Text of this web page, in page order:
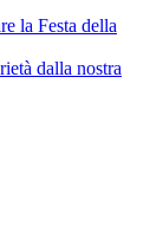
la Festa della
dalla nostra